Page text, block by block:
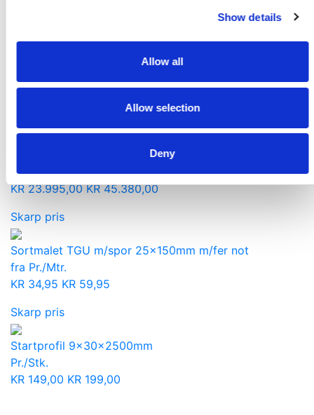
Show details
Allow all
Allow selection
Deny
Sortmalet Klink 25x150mm 78,65m2 3,60 Længde
Sortmalet TGV Facadebeklædning 25x150 mm – Fer &
Not – 98,31 m² Pakke L: 5,4M
fra Pr./Pk.
KR23.995,00 KR45.380,00
Skarp pris
Sortmalet TGU m/spor 25x150mm m/fer not
fra Pr./Mtr.
KR 34,95 KR 59,95
Skarp pris
Startprofil 9x30x2500mm
Pr./Stk.
KR 149,00 KR 199,00